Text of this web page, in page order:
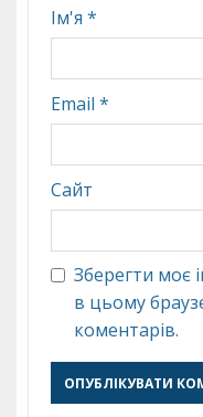
Ім'я *
Email *
Сайт
Зберегти моє
в цьому
коментарів.